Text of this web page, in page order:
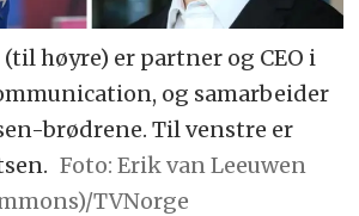
høyre) er partner og CEO i
og samarbeider
brødrene. Til venstre er
Foto: Erik van Leeuwen
TVNorge